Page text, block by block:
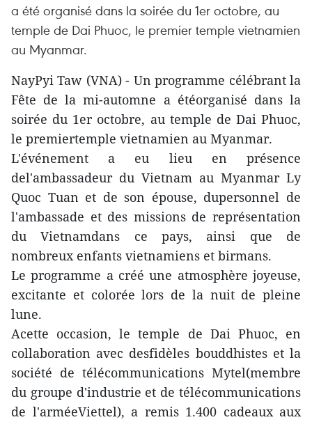
a été organisé dans la soirée du 1er octobre, au
temple de Dai Phuoc, le premier temple vietnamien
au Myanmar.
NayPyi Taw (VNA) - Un programme célébrant la
Fête de la mi-automne a étéorganisé dans la
soirée du 1er octobre, au temple de Dai Phuoc,
le premiertemple vietnamien au Myanmar.
L'événement a eu lieu en présence
del'ambassadeur du Vietnam au Myanmar Ly
Quoc Tuan et de son épouse, dupersonnel de
l'ambassade et des missions de représentation
du Vietnamdans ce pays, ainsi que de
nombreux enfants vietnamiens et birmans.
Le programme a créé une atmosphère joyeuse,
excitante et colorée lors de la nuit de pleine
lune.
Acette occasion, le temple de Dai Phuoc, en
collaboration avec desfidèles bouddhistes et la
société de télécommunications Mytel(membre
du groupe d'industrie et de télécommunications
de l'arméeViettel), a remis 1.400 cadeaux aux